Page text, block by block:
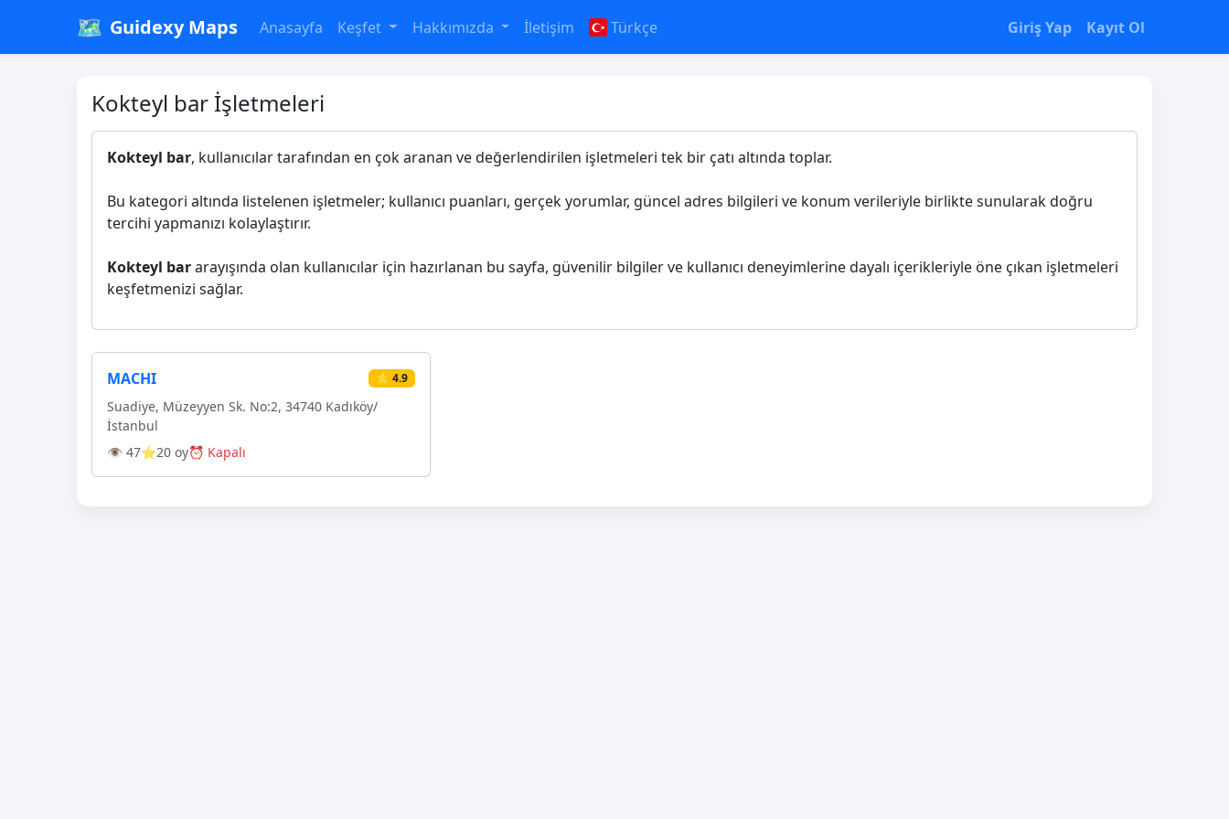
🗺️ Guidexy Maps Anasayfa Keşfet Hakkımızda İletişim Türkçe Giriş Yap Kayıt Ol
Kokteyl bar İşletmeleri
Kokteyl bar, kullanıcılar tarafından en çok aranan ve değerlendirilen işletmeleri tek bir çatı altında toplar.
Bu kategori altında listelenen işletmeler; kullanıcı puanları, gerçek yorumlar, güncel adres bilgileri ve konum verileriyle birlikte sunularak doğru
tercihi yapmanızı kolaylaştırır.
Kokteyl bararayışında olan kullanıcılar için hazırlanan bu sayfa, güvenilir bilgiler ve kullanıcı deneyimlerine dayalı içerikleriyle öne çıkan işletmeleri
keşfetmenizi sağlar.
MACHI ⭐ 4.9
Suadiye, Müzeyyen Sk. No:2, 34740 Kadıköy/
İstanbul
👁 47⭐20 oy⏰ Kapalı